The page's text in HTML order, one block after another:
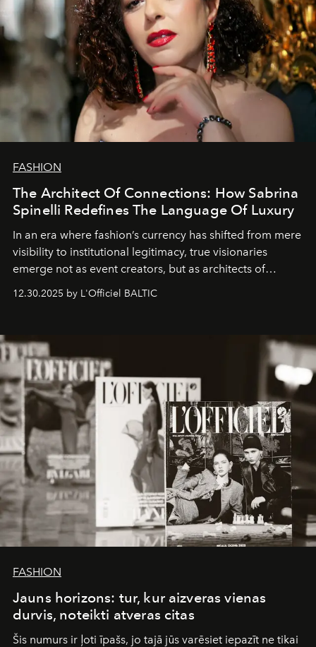
FASHION
The Architect Of Connections: How Sabrina
Spinelli Redefines The Language Of Luxury
In an era where fashion’s currency has shifted from mere
visibility to institutional legitimacy, true visionaries
emerge not as event creators, but as architects of
brand strategist with three decades of mastery in luxury,
framework where creativity, commerce, and culture
converge with surgical precision.
12.30.2025 by L'Officiel BALTIC
FASHION
Jauns horizons: tur, kur aizveras vienas
durvis, noteikti atveras citas
Šis numurs ir ļoti īpašs, jo tajā jūs varēsiet iepazīt ne tikai